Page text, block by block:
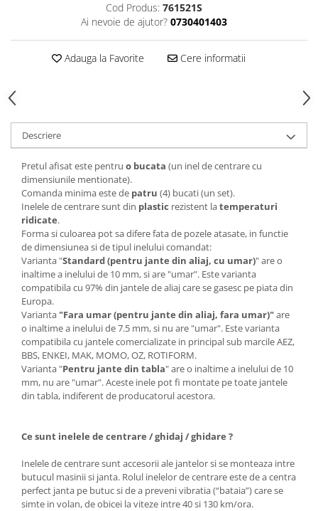
Cod Produs: 761521S
Ai nevoie de ajutor? 0730401403
Adauga la Favorite Cere informatii
Descriere
Pretul afisat este pentru o bucata (un inel de centrare cu
dimensiunile mentionate).
Comanda minima este de patru (4) bucati (un set).
Inelele de centrare sunt din plastic rezistent latemperaturi
ridicate.
Forma si culoarea pot sa difere fata de pozele atasate, in functie
de dimensiunea si de tipul inelului comandat:
Varianta "Standard (pentru jante din aliaj, cu umar)" are o
inaltime a inelului de 10 mm, si are "umar". Este varianta
compatibila cu 97% din jantele de aliaj care se gasesc pe piata din
Europa.
Varianta "Fara umar (pentru jante din aliaj, fara umar)"are
o inaltime a inelului de 7.5 mm, si nu are "umar". Este varianta
compatibila cu jantele comercializate in principal sub marcile AEZ,
BBS, ENKEI, MAK, MOMO, OZ, ROTIFORM.
Varianta "Pentru jante din tabla" are o inaltime a inelului de 10
mm, nu are "umar". Aceste inele pot fi montate pe toate jantele
din tabla, indiferent de producatorul acestora.
Ce sunt inelele de centrare / ghidaj / ghidare ?
Inelele de centrare sunt accesorii ale jantelor si se monteaza intre
butucul masinii si janta. Rolul inelelor de centrare este de a centra
perfect janta pe butuc si de a preveni vibratia (“bataia”) care se
simte in volan, de obicei la viteze intre 40 si 130 km/ora.